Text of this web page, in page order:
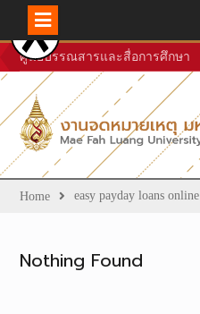
Skip
to
content
ศูนย์บรรณสารและสื่อการศึกษา
Home easy payday loans online
Nothing Found